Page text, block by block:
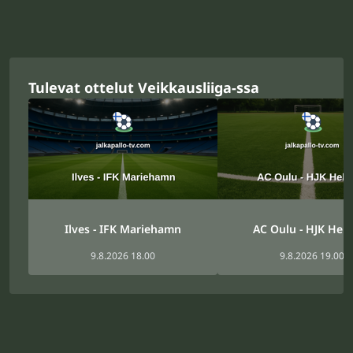
Tulevat ottelut Veikkausliiga-ssa
Ilves - IFK Mariehamn
9.8.2026 18.00
AC Oulu - HJK
9.8.2026 19.00